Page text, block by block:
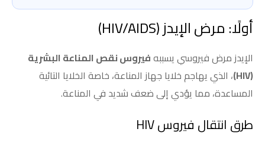
أولًا: مرض الإيدز (HIV/AIDS)
الإيدز مرض فيروسي يسببهفيروس نقص المناعة البشرية
(HIV)
، الذي يهاجم خلايا جهاز المناعة، خاصة الخلايا التائية
المساعدة، مما يؤدي إلى ضعف شديد في المناعة.
طرق انتقال فيروس HIV